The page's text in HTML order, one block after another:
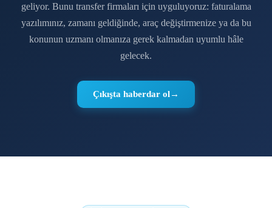
geliyor. Bunu transfer firmaları için uyguluyoruz: faturalama
yazılımınız, zamanı geldiğinde, araç değiştirmenize ya da bu
konunun uzmanı olmanıza gerek kalmadan uyumlu hâle
gelecek.
Çıkışta haberdar ol→